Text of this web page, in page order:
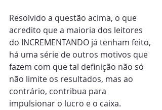
Resolvido a questão acima, o que
acredito que a maioria dos leitores
do INCREMENTANDO já tenham feito,
há uma série de outros motivos que
fazem com que tal definição não só
não limite os resultados, mas ao
contrário, contribua para
impulsionar o lucro e o caixa.